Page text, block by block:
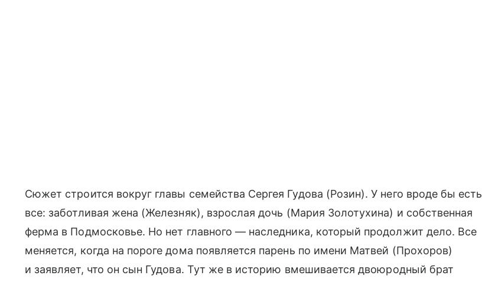
Сюжет строится вокруг главы семейства Сергея Гудова (Розин). У него вроде бы есть
все: заботливая жена (Железняк), взрослая дочь (Мария Золотухина) и собственная
ферма в Подмосковье. Но нет главного — наследника, который продолжит дело. Все
меняется, когда на пороге дома появляется парень по имени Матвей (Прохоров)
и заявляет, что он сын Гудова. Тут же в историю вмешивается двоюродный брат